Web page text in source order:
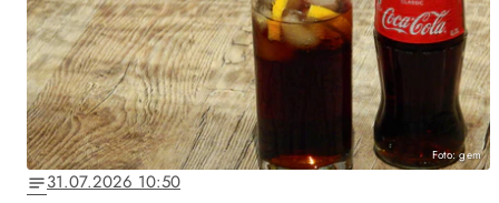
Foto: gem
notes31.07.2026 10:50